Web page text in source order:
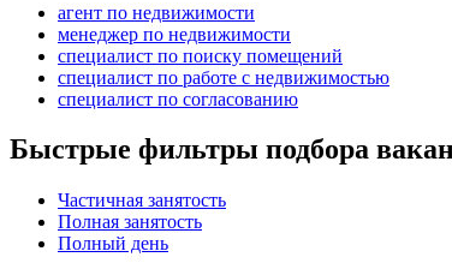
агент по недвижимости
менеджер по недвижимости
специалист по поиску помещений
специалист по работе с недвижимостью
специалист по согласованию
Быстрые фильтры подбора
Частичная занятость
Полная занятость
Полный день